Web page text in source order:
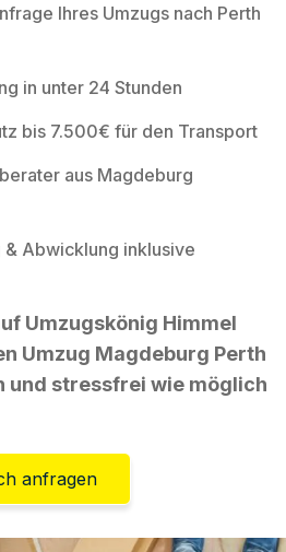
Ihres Umzugs nach Perth
in unter 24 Stunden
bis 7.500€ für den Transport
aus Magdeburg
& Abwicklung inklusive
Umzugskönig Himmel
Umzug Magdeburg Perth
und stressfrei wie möglich
anfragen